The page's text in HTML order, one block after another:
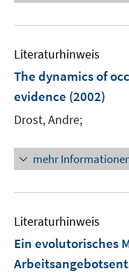
Literaturhinweis
The dynamics of
evidence (2002)
Drost, Andre;
mehr
Literaturhinweis
Ein evolutorisches